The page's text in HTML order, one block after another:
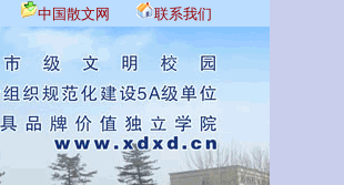
中国散文网 联系我们